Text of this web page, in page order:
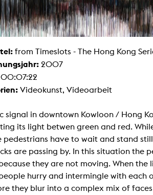
from Timeslots - The Hong Kong
2007
00:07:22
Videokunst, Videoarbeit
signal in downtown Kowloon / Hong
its light betwen green and red.
pedestrians have to wait and stand
are passing by. In this situation the
they are not moving. When the
hurry and intermingle with each
they blur into a complex mix of
Malerei / Skulptur
Multispecies Storytelling
Netze
Videokunst / Performance
Kunst / Globaler Süden
und Medienwissenschaften
mit erweitertem Materialbegriff
Transversale Ästhetik
Labore / Studios
Aula
Computer Seminarraum
3-D-Labor
Filmstudios
Fotolabor
Infrastruktur
Elektroniklabor